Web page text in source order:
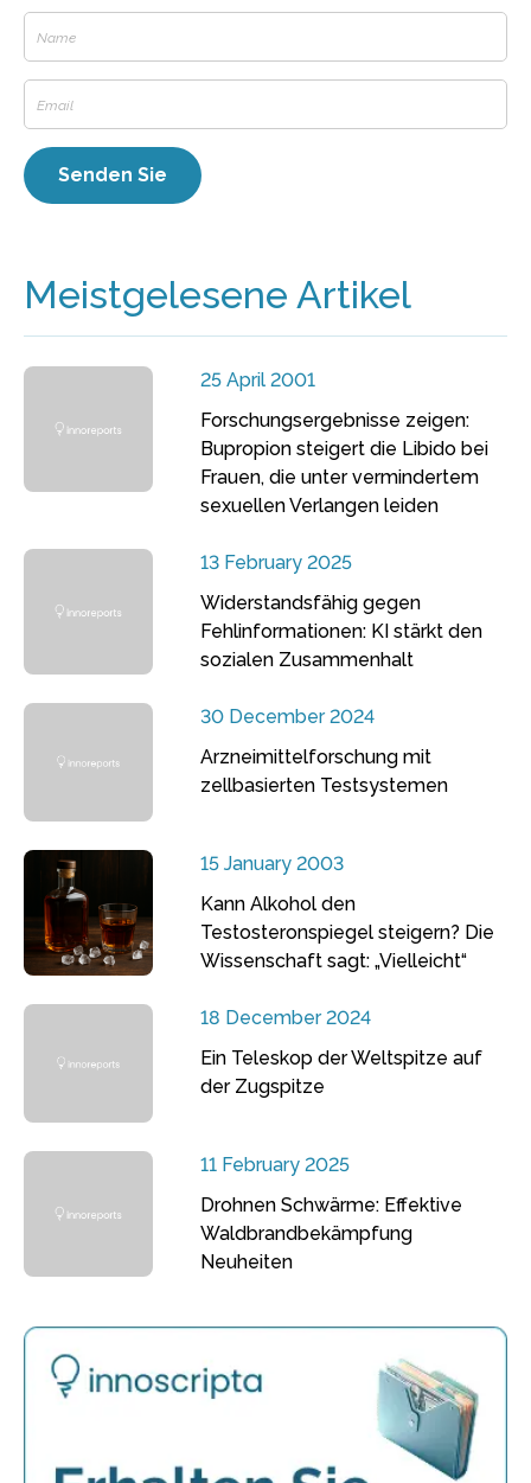
Meistgelesene Artikel
25 April 2001
Forschungsergebnisse zeigen:
Bupropion steigert die Libido bei
Frauen, die unter vermindertem
sexuellen Verlangen leiden
13 February 2025
Widerstandsfähig gegen
Fehlinformationen: KI stärkt den
sozialen Zusammenhalt
30 December 2024
Arzneimittelforschung mit
zellbasierten Testsystemen
15 January 2003
Kann Alkohol den
Testosteronspiegel steigern? Die
Wissenschaft sagt: „Vielleicht“
18 December 2024
Ein Teleskop der Weltspitze auf
der Zugspitze
11 February 2025
Drohnen Schwärme: Effektive
Waldbrandbekämpfung
Neuheiten